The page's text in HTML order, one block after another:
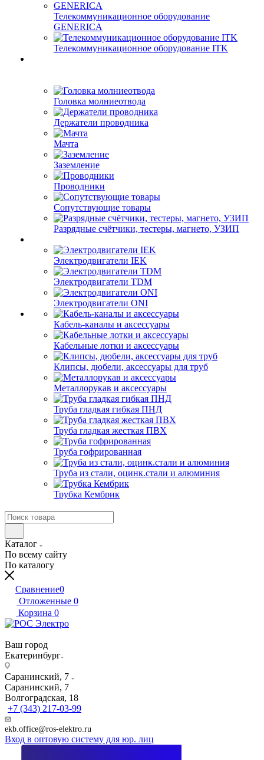
Телекоммуникационное оборудование
GENERICA
Телекоммуникационное оборудование ITK
Головка молниеотвода
Держатели проводника
Мачта
Заземление
Проводники
Сопутствующие товары
Разрядные счётчики, тестеры, магнето, УЗИП
Электродвигатели IEK
Электродвигатели TDM
Электродвигатели ONI
Кабель-каналы и аксессуары
Кабельные лотки и аксессуары
Клипсы, дюбели, аксессуары для труб
Металлорукав и аксессуары
Труба гладкая гибкая ПНД
Труба гладкая жесткая ПВХ
Труба гофрированная
Труба из стали, оцинк.стали и алюминия
Трубка Кембрик
Каталог
По всему сайту
По каталогу
Сравнение0
Отложенные 0
Корзина 0
Ваш город
Екатеринбург
Саранинский, 7
Саранинский, 7
Волгоградская, 18
+7 (343) 217-03-99
ekb.office@ros-elektro.ru
Вход в оптовую систему для юр. лиц